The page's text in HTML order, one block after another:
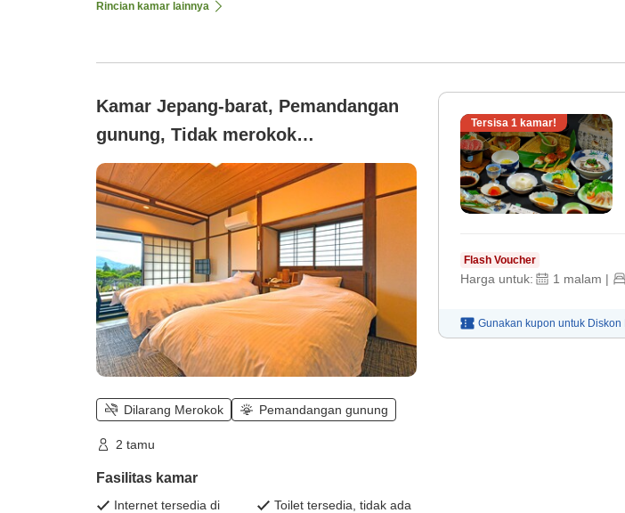
Rincian kamar lainnya
Kamar Jepang-barat, Pemandangan
gunung, Tidak merokok
(Pemandangan Gunung)
Dilarang Merokok Pemandangan gunung
2 tamu
Fasilitas kamar
Internet tersedia di Toilet tersedia, tidak ada
Tersisa 1 kamar!
Flash Voucher
Harga untuk: 1 malam |
Gunakan kupon untuk Diskon